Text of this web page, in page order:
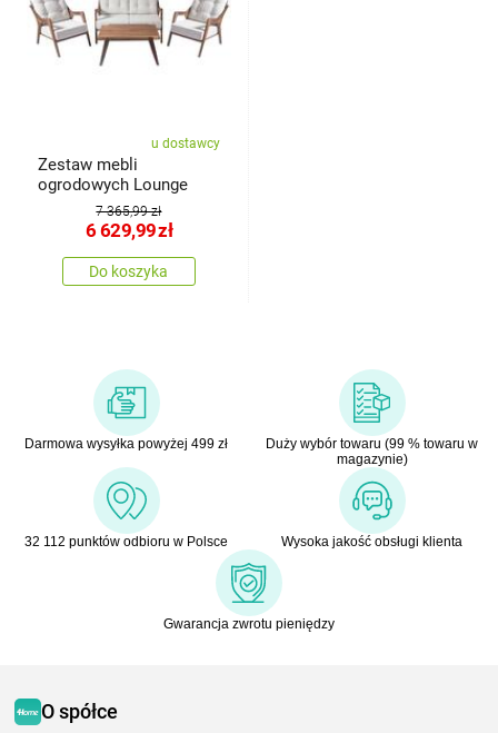
u dostawcy
Zestaw mebli
ogrodowych Lounge
7 365,99 zł
6 629,99zł
Do koszyka
Darmowa wysyłka powyżej 499 zł
Duży wybór towaru (99 % towaru w
magazynie)
32 112 punktów odbioru w Polsce Wysoka jakość obsługi klienta
Gwarancja zwrotu pieniędzy
O spółce